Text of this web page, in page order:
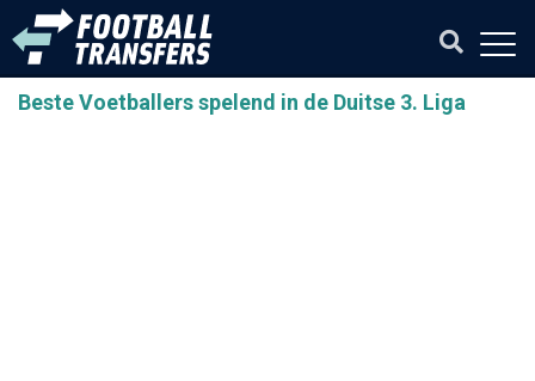
Beste Voetballers spelend in de Duitse 3. Liga